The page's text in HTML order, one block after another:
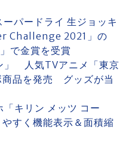
パードライ 生ジョッキ
Challenge 2021」の
で金賞を受賞
」 人気TVアニメ「東京
商品を発売 グッズが当
キリン メッツ コー
すく機能表示＆面積縮